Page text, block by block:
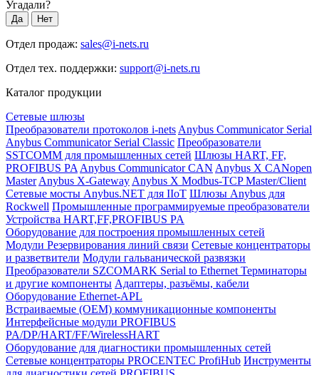
Угадали?
Отдел продаж: sales@i-nets.ru
Отдел тех. поддержки: support@i-nets.ru
Каталог продукции
Сетевые шлюзы
Преобразователи протоколов i-nets Anybus Communicator Serial
Anybus Communicator Serial Classic Преобразователи
SSTCOMM для промышленных сетей Шлюзы HART, FF,
PROFIBUS PA Anybus Communicator CAN Anybus X CANopen
Master Anybus X-Gateway Anybus X Modbus-TCP Master/Client
Сетевые мосты Anybus.NET для IIoT Шлюзы Anybus для
Rockwell Промышленные программируемые преобразователи
Устройства HART,FF,PROFIBUS PA
Оборудование для построения промышленных сетей
Модули Резервирования линий связи Сетевые концентраторы
и разветвители Модули гальванической развязки
Преобразователи SZCOMARK Serial to Ethernet Терминаторы
и другие компоненты Адаптеры, разъёмы, кабели
Оборудование Ethernet-APL
Встраиваемые (OEM) коммуникационные компоненты
Интерфейсные модули PROFIBUS
PA/DP/HART/FF/WirelessHART
Оборудование для диагностики промышленных сетей
Сетевые концентраторы PROCENTEC ProfiHub Инструменты